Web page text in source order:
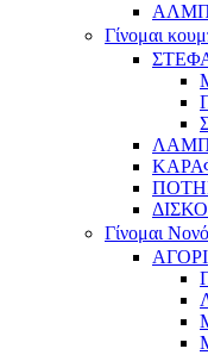
Γίνομαι
Γίνομαι
ΑΓΟΡΙ